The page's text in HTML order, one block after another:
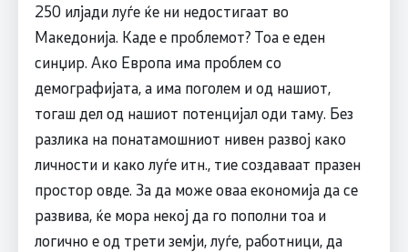
250 илјади луѓе ќе ни недостигаат во
Македонија. Каде е проблемот? Тоа е еден
синџир. Ако Европа има проблем со
демографијата, а има поголем и од нашиот,
тогаш дел од нашиот потенцијал оди таму. Без
разлика на понатамошниот нивен развој како
личности и како луѓе итн., тие создаваат празен
простор овде. За да може оваа економија да се
развива, ќе мора некој да го пополни тоа и
логично е од трети земји, луѓе, работници, да